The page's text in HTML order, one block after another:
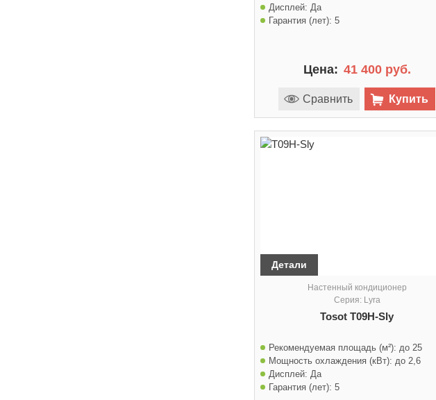
Дисплей: Да
Гарантия (лет): 5
Цена: 41 400 руб.
Сравнить Купить
Детали
Настенный кондиционер
Серия: Lyra
Tosot T09H-Sly
Рекомендуемая площадь (м²): до 25
Мощность охлаждения (кВт): до 2,6
Дисплей: Да
Гарантия (лет): 5